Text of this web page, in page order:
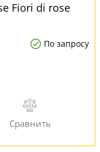
Fiori di rose
По запросу